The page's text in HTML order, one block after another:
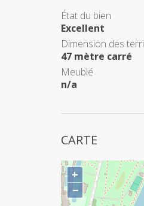
État du bien
Excellent
Dimension des
47 mètre carré
Meublé
n/a
CARTE
+
−